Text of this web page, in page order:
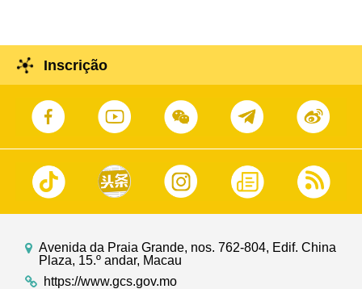
Inscrição
Avenida da Praia Grande, nos. 762-804, Edif. China
Plaza, 15.º andar, Macau
https://www.gcs.gov.mo